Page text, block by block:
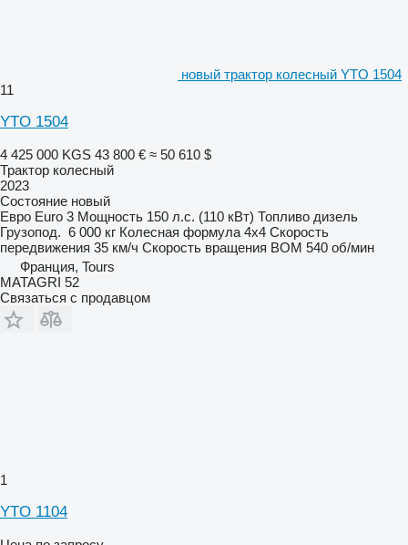
новый трактор колесный YTO 1504
11
YTO 1504
4 425 000 KGS 43 800 € ≈ 50 610 $
Трактор колесный
2023
Состояние новый
Евро Euro 3 Мощность 150 л.с. (110 кВт) Топливо дизель
Грузопод. 6 000 кг Колесная формула 4x4 Скорость
передвижения 35 км/ч Скорость вращения ВОМ 540 об/мин
Франция, Tours
MATAGRI 52
Связаться с продавцом
1
YTO 1104